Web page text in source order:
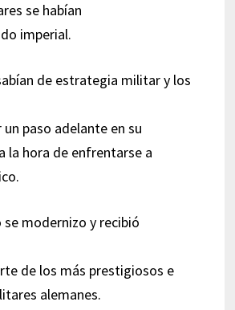
se habían
imperial.
de estrategia militar y los
paso adelante en su
la hora de enfrentarse a
se modernizo y recibió
de los más prestigiosos e
alemanes.